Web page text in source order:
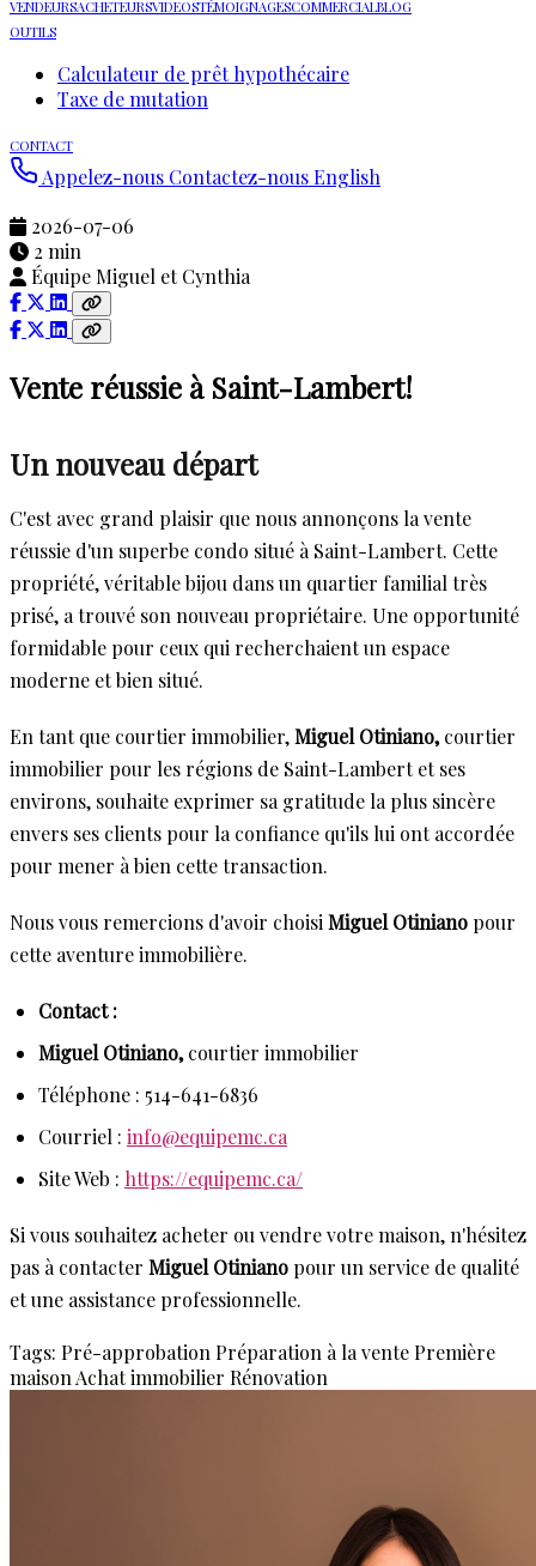
VENDEURSACHETEURSVIDEOSTÉMOIGNAGESCOMMERCIALBLOG
OUTILS
Calculateur de prêt hypothécaire
Taxe de mutation
CONTACT
Appelez-nous Contactez-nousEnglish
2026-07-06
2 min
Équipe Miguel et Cynthia
Vente réussie à Saint-Lambert!
Un nouveau départ
C'est avec grand plaisir que nous annonçons la vente
réussie d'un superbe condo situé à Saint-Lambert. Cette
propriété, véritable bijou dans un quartier familial très
prisé, a trouvé son nouveau propriétaire. Une opportunité
formidable pour ceux qui recherchaient un espace
moderne et bien situé.
En tant que courtier immobilier,Miguel Otiniano, courtier
immobilier pour les régions de Saint-Lambert et ses
environs, souhaite exprimer sa gratitude la plus sincère
envers ses clients pour la confiance qu'ils lui ont accordée
pour mener à bien cette transaction.
Nous vous remercions d'avoir choisi Miguel Otiniano pour
cette aventure immobilière.
Contact :
Miguel Otiniano, courtier immobilier
Téléphone : 514-641-6836
Courriel : info@equipemc.ca
Site Web : https://equipemc.ca/
Si vous souhaitez acheter ou vendre votre maison, n'hésitez
pas à contacter Miguel Otiniano pour un service de qualité
et une assistance professionnelle.
Tags: Pré-approbation Préparation à la vente Première
maison Achat immobilier Rénovation